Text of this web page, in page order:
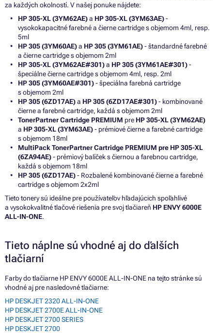
za každých okolností. V našej ponuke nájdete:
HP 305-XL (3YM62AE)a HP 305-XL (3YM63AE)-
vysokokapacitné farebné a čierne cartridge s objemom 4ml, resp.
5ml
HP 305 (3YM60AE)a HP 305 (3YM61AE)- štandardné farebné
a čierne cartridge s objemom 2ml
HP 305-XL (3YM62AE#301)a HP 305 (3YM61AE#301)-
špeciálne čierne cartridge s objemom 4ml, resp. 2ml
HP 305 (3YM60AE#301)- špeciálna farebná cartridge
s objemom 2ml
HP 305 (6ZD17AE)a HP 305 (6ZD17AE#301)- kombinované
čierne a farebné cartridge, každá s objemom 2ml
TonerPartner Cartridge PREMIUM pre HP 305-XL (3YM62AE)
a HP 305-XL (3YM63AE)- prémiové čierne a farebné cartridge
s objemom 18ml
MultiPack TonerPartner Cartridge PREMIUM pre HP 305-XL
(6ZA94AE)- prémiový balíček s čiernou a farebnou cartridge,
každá s objemom 18ml
HP 305 (6ZD17AE)- Rozbalené kombinované čierne a farebné
cartridge s objemom 2x2ml
Tieto tonery sú ideálne pre používateľov hľadajúcich spoľahlivé
a vysokokvalitné tlačové riešenia pre svoj tlačiareň HP ENVY 6000E
ALL-IN-ONE.
Tieto náplne sú vhodné aj do ďalších
tlačiarní
Farby do tlačiarne HP ENVY 6000E ALL-IN-ONE na tejto stránke sú
vhodné aj pre nasledovné tlačiarne:
HP DESKJET 2320 ALL-IN-ONE
HP DESKJET 2700E ALL-IN-ONE
HP DESKJET 2700 SERIES
HP DESKJET 2700